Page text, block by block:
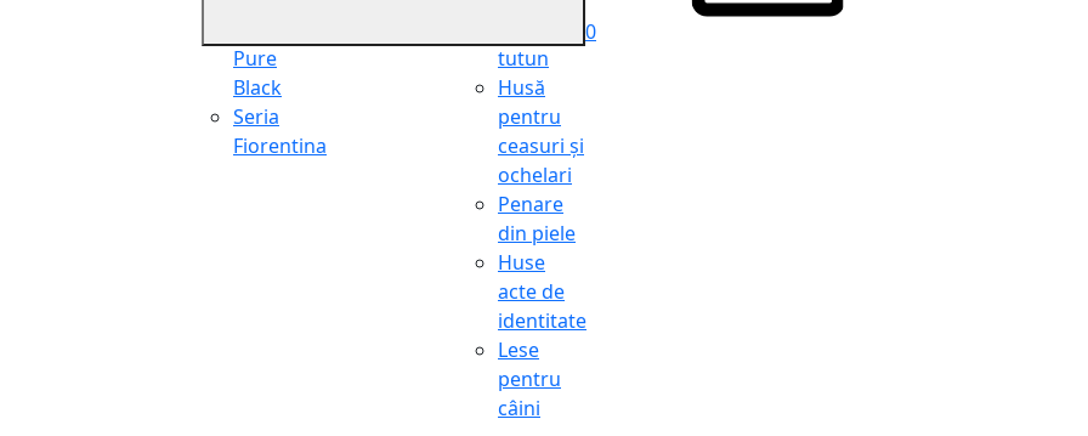
Pure
Black
Seria
Fiorentina
tutun
Husă
pentru
ceasuri și
ochelari
Penare
din piele
Huse
acte de
identitate
Lese
pentru
câini
0